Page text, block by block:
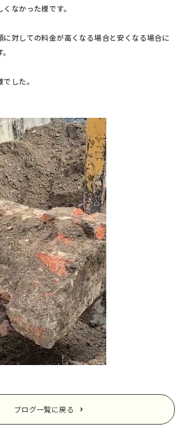
なかった様です。
に対しての料金が高くなる場合と安くなる場合に
した。
ブログ一覧に戻る